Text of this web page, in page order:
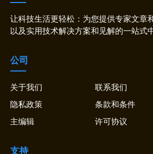
让科技生活更轻松：为您提供专家文章
以及实用技术解决方案和见解的一站式
公司
关于我们
联系我们
隐私政策
条款和条件
主编辑
许可协议
支持